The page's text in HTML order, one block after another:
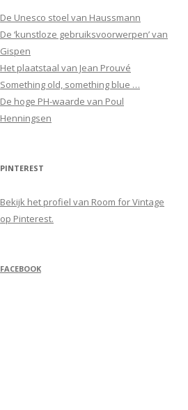
De Unesco stoel van Haussmann
De ‘kunstloze gebruiksvoorwerpen’ van
Gispen
Het plaatstaal van Jean Prouvé
Something old, something blue …
De hoge PH-waarde van Poul
Henningsen
PINTEREST
Bekijk het profiel van Room for Vintage
op Pinterest.
FACEBOOK